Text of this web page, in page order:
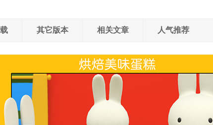
其它版本 相关文章 人气推荐